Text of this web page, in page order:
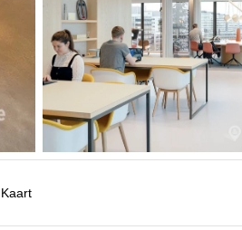
Kaart